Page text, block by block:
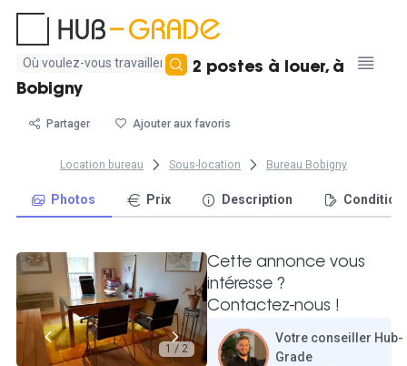
Aucun
résultat
Très beau bureau de 2 postes à louer, à
Bobigny
Partager Ajouter aux favoris
Location bureau Sous-location Bureau Bobigny
Photos Prix Description
1 / 2
Cette annonce vous
intéresse ?
Contactez-nous !
Votre conseiller Hub-
Grade